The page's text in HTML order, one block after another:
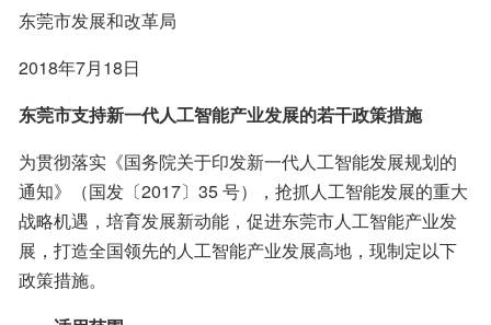
东莞市发展和改革局
2018年7月18日
东莞市支持新一代人工智能产业发展的若干政策措施
为贯彻落实《国务院关于印发新一代人工智能发展规划的
通知》（国发〔2017〕35 号），抢抓人工智能发展的重大
战略机遇，培育发展新动能，促进东莞市人工智能产业发
展，打造全国领先的人工智能产业发展高地，现制定以下
政策措施。